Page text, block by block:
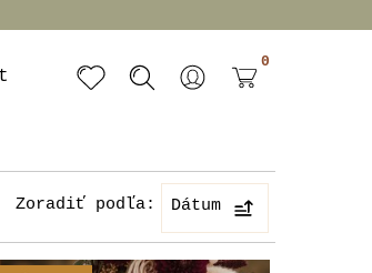
0
Zoradiť podľa: Dátum